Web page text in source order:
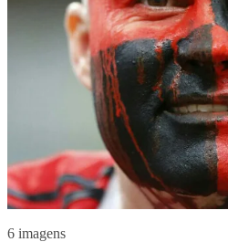
6 imagens